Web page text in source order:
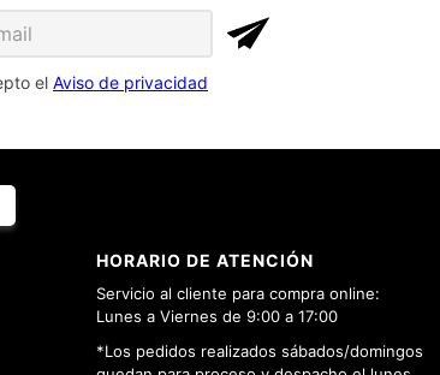
el Aviso de privacidad
HORARIO DE ATENCIÓN
Servicio al cliente para compra online:
Lunes a Viernes de 9:00 a 17:00
*Los pedidos realizados sábados/domingos